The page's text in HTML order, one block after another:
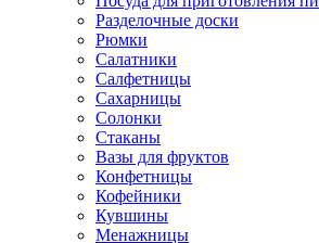
Разделочные доски
Рюмки
Салатники
Салфетницы
Сахарницы
Солонки
Стаканы
Вазы для фруктов
Конфетницы
Кофейники
Кувшины
Менажницы